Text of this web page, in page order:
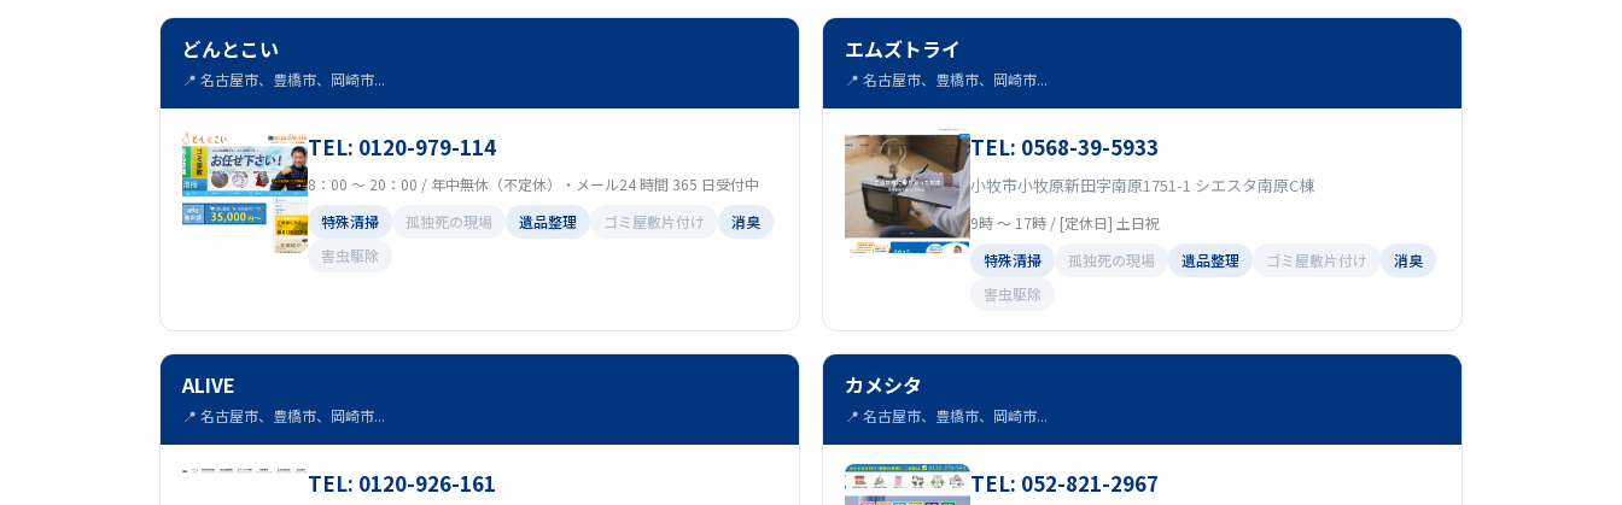
どんとこい
📍 名古屋市、豊橋市、岡崎市...
TEL: 0120-979-114
8：00 ～ 20：00 / 年中無休（不定休）・メール24 時間 365 日受付中
特殊清掃
孤独死の現場 遺品整理 ゴミ屋敷片付け
消臭
害虫駆除
エムズトライ
📍 名古屋市、豊橋市、岡崎市...
TEL: 0568-39-5933
小牧市小牧原新田字南原1751-1 シエスタ南原C棟
9時 〜 17時 / [定休日] 土日祝
特殊清掃
孤独死の現場 遺品整理 ゴミ屋敷片付け
消臭
害虫駆除
ALIVE
📍 名古屋市、豊橋市、岡崎市...
TEL: 0120-926-161
カメシタ
📍 名古屋市、豊橋市、岡崎市...
TEL: 052-821-2967